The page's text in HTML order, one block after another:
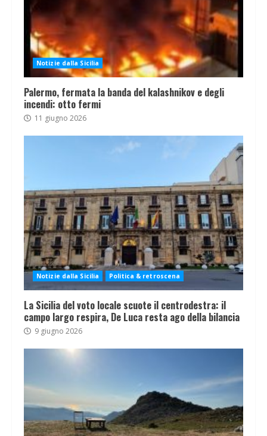
Notizie dalla Sicilia
Palermo, fermata la banda del kalashnikov e degli
incendi: otto fermi
11 giugno 2026
Notizie dalla Sicilia Politica & retroscena
La Sicilia del voto locale scuote il centrodestra: il
campo largo respira, De Luca resta ago della bilancia
9 giugno 2026